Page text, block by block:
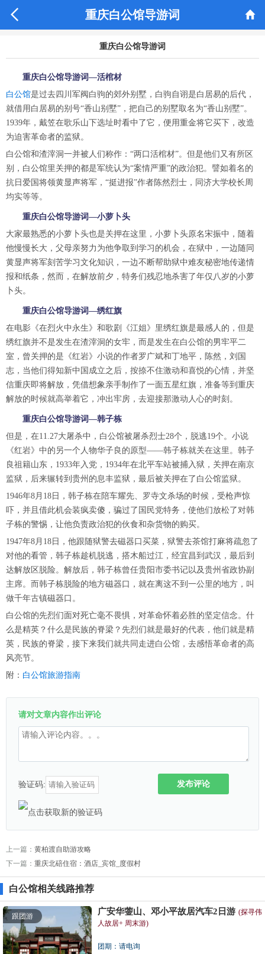
 重庆白公馆导游词 
重庆白公馆导游词
重庆白公馆导游词—活棺材
白公馆是过去四川军阀白驹的郊外别墅，白驹自诩是白居易的后代，
就借用白居易的别号“香山别墅”，把自己的别墅取名为“香山别墅”。
1939年，戴笠在歌乐山下选址时看中了它，便用重金将它买下，改造
为迫害革命者的监狱。
白公馆和渣滓洞一并被人们称作：“两口活棺材”。但是他们又有所区
别，白公馆里关押的都是军统认为“案情严重”的政治犯。譬如着名的
抗日爱国将领黄显声将军，“挺进报”作者陈然烈士，同济大学校长周
均实等等。
重庆白公馆导游词—小萝卜头
大家最熟悉的小萝卜头也是关押在这里，小萝卜头原名宋振中，随着
他慢慢长大，父母亲努力为他争取到学习的机会，在狱中，一边随同
黄显声将军刻苦学习文化知识，一边不断帮助狱中难友秘密地传递情
报和纸条，然而，在解放前夕，特务们残忍地杀害了年仅八岁的小萝
卜头。
重庆白公馆导游词—绣红旗
在电影《在烈火中永生》和歌剧《江姐》里绣红旗是最感人的，但是
绣红旗并不是发生在渣滓洞的女牢，而是发生在白公馆的男牢平二
室，曾关押的是《红岩》小说的作者罗广斌和丁地平，陈然，刘国
志，当他们得知新中国成立之后，按捺不住激动和喜悦的心情，并坚
信重庆即将解放，凭借想象亲手制作了一面五星红旗，准备等到重庆
解放的时候就高举着它，冲出牢房，去迎接那激动人心的时刻。
重庆白公馆导游词—韩子栋
但是，在11.27大屠杀中，白公馆被屠杀烈士28个，脱逃19个。小说
《红岩》中的另一个人物华子良的原型——韩子栋就关在这里。韩子
良祖籍山东，1933年入党，1934年在北平车站被捕入狱，关押在南京
监狱，后来辗转到贵州的息丰监狱，最后被关押在了白公馆监狱。
1946年8月18日，韩子栋在陪车耀先、罗寺文杀场的时候，受枪声惊
吓，并且借此机会装疯卖傻，骗过了国民党特务，使他们放松了对韩
子栋的警惕，让他负责政治犯的伙食和杂货物的购买。
1947年8月18日，他跟随狱警去磁器口买菜，狱警去茶馆打麻将疏忽了
对他的看管，韩子栋趁机脱逃，搭木船过江，经宜昌到武汉，最后到
达解放区脱险。解放后，韩子栋曾任贵阳市委书记以及贵州省政协副
主席。而韩子栋脱险的地方磁器口，就在离这不到一公里的地方，叫
做千年古镇磁器口。
白公馆的先烈们面对死亡毫不畏惧，对革命怀着必胜的坚定信念。什
么是精英？什么是民族的脊梁？先烈们就是最好的代表，他们就是精
英，民族的脊梁，接下来我们就共同走进白公馆，去感悟革命者的高
风亮节。
附： 白公馆旅游指南
请对文章内容作出评论
验证码: 发布评论
上一篇： 黄柏渡自助游攻略
下一篇： 重庆北碚住宿：酒店_宾馆_度假村
白公馆相关线路推荐
跟团游 广安华蓥山、邓小平故居汽车2日游 (探寻伟
人故居+ 周末游)
团期：请电询